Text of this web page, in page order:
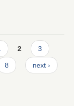
2 3
8 next ›